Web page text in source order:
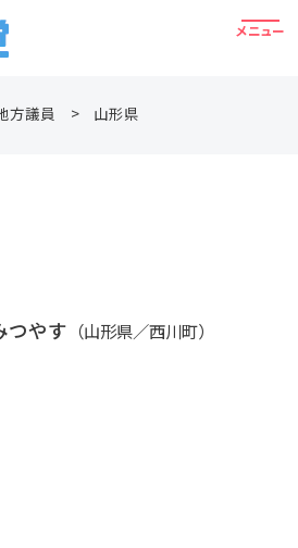
方議員 山形県
つやす （山形県／西川町）